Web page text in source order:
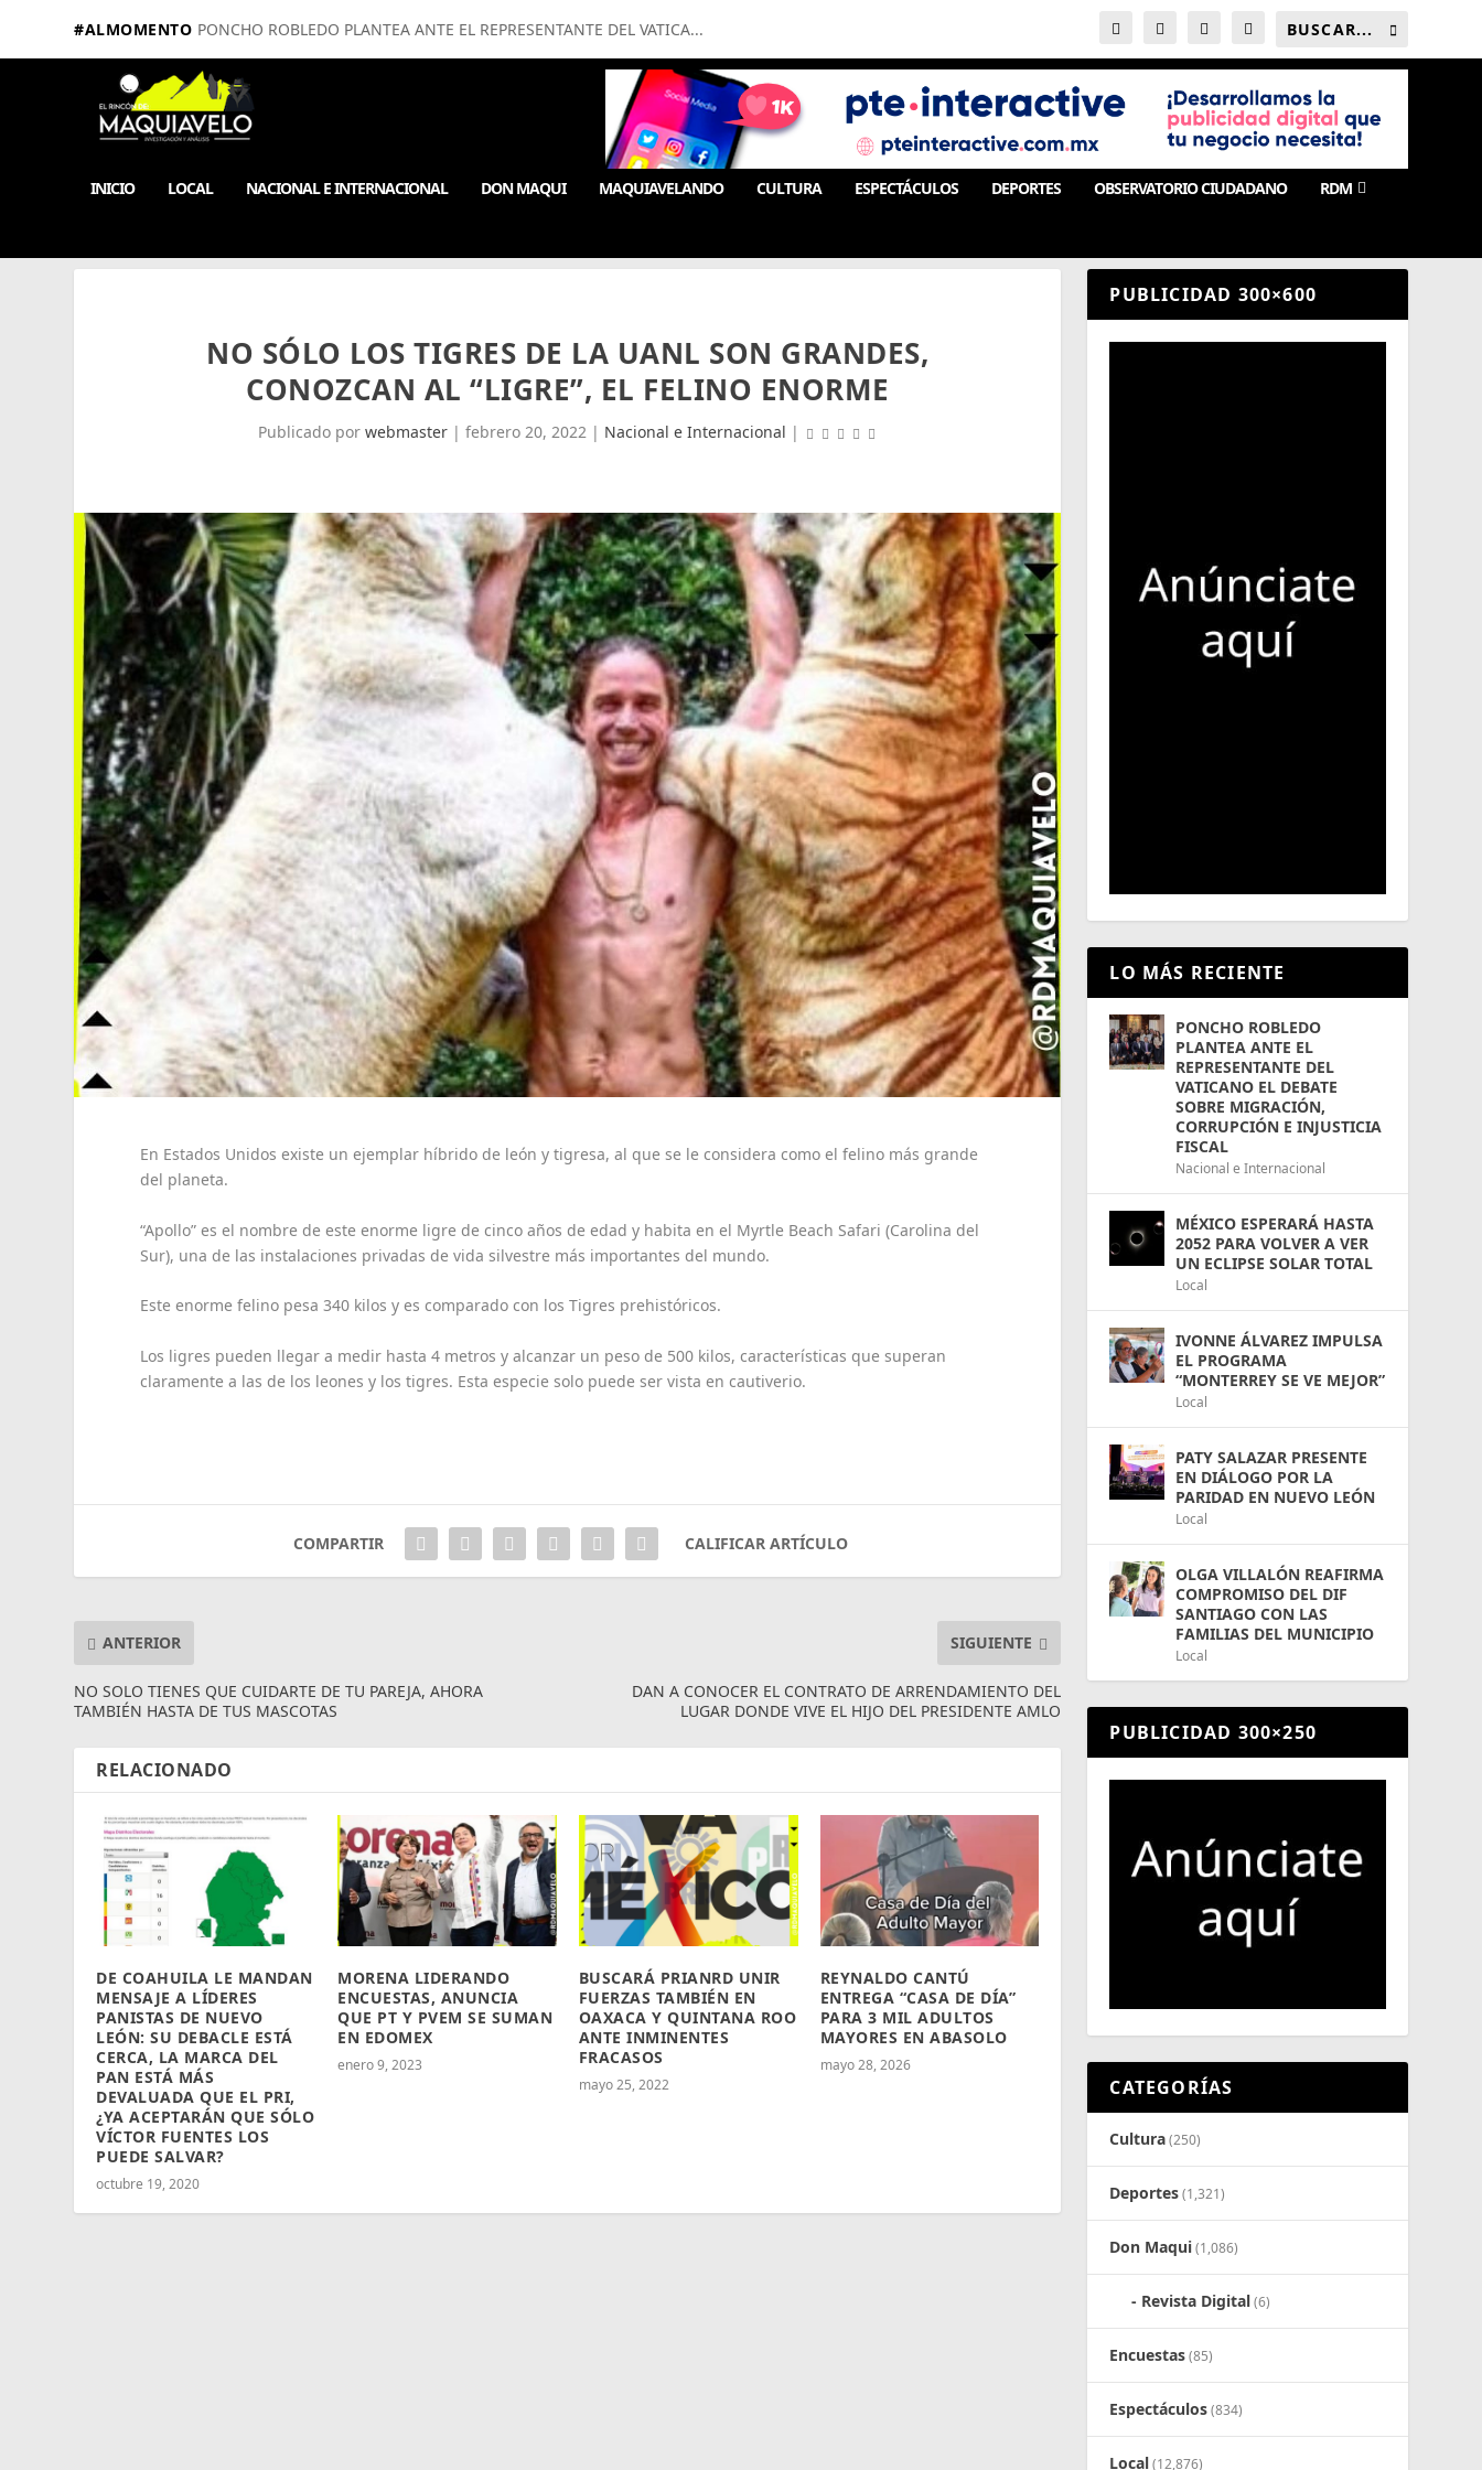
#ALMOMENTO PONCHO ROBLEDO PLANTEA ANTE EL REPRESENTANTE DEL VATICA...
INICIO LOCAL NACIONAL E INTERNACIONAL DON MAQUI MAQUIAVELANDO CULTURA ESPECTÁCULOS DEPORTES OBSERVATORIO CIUDADANO RDM
NO SÓLO LOS TIGRES DE LA UANL SON GRANDES,
CONOZCAN AL “LIGRE”, EL FELINO ENORME
Publicado porwebmaster |febrero 20, 2022 | Nacional e Internacional |
En Estados Unidos existe un ejemplar híbrido de león y tigresa, al que se le considera como el felino más grande
del planeta.
“Apollo” es el nombre de este enorme ligre de cinco años de edad y habita en el Myrtle Beach Safari (Carolina del
Sur), una de las instalaciones privadas de vida silvestre más importantes del mundo.
Este enorme felino pesa 340 kilos y es comparado con los Tigres prehistóricos.
Los ligres pueden llegar a medir hasta 4 metros y alcanzar un peso de 500 kilos, características que superan
claramente a las de los leones y los tigres. Esta especie solo puede ser vista en cautiverio.
COMPARTIR CALIFICAR ARTÍCULO
ANTERIOR
NO SOLO TIENES QUE CUIDARTE DE TU PAREJA, AHORA
TAMBIÉN HASTA DE TUS MASCOTAS
SIGUIENTE
DAN A CONOCER EL CONTRATO DE ARRENDAMIENTO DEL
LUGAR DONDE VIVE EL HIJO DEL PRESIDENTE AMLO
RELACIONADO
DE COAHUILA LE MANDAN
MENSAJE A LÍDERES
PANISTAS DE NUEVO
LEÓN: SU DEBACLE ESTÁ
CERCA, LA MARCA DEL
PAN ESTÁ MÁS
DEVALUADA QUE EL PRI,
¿YA ACEPTARÁN QUE SÓLO
VÍCTOR FUENTES LOS
PUEDE SALVAR?
octubre 19, 2020
MORENA LIDERANDO
ENCUESTAS, ANUNCIA
QUE PT Y PVEM SE SUMAN
EN EDOMEX
enero 9, 2023
BUSCARÁ PRIANRD UNIR
FUERZAS TAMBIÉN EN
OAXACA Y QUINTANA ROO
ANTE INMINENTES
FRACASOS
mayo 25, 2022
REYNALDO CANTÚ
ENTREGA “CASA DE DÍA”
PARA 3 MIL ADULTOS
MAYORES EN ABASOLO
mayo 28, 2026
PUBLICIDAD 300×600
LO MÁS RECIENTE
PONCHO ROBLEDO
PLANTEA ANTE EL
REPRESENTANTE DEL
VATICANO EL DEBATE
SOBRE MIGRACIÓN,
CORRUPCIÓN E INJUSTICIA
FISCAL
Nacional e Internacional
MÉXICO ESPERARÁ HASTA
2052 PARA VOLVER A VER
UN ECLIPSE SOLAR TOTAL
Local
IVONNE ÁLVAREZ IMPULSA
EL PROGRAMA
“MONTERREY SE VE MEJOR”
Local
PATY SALAZAR PRESENTE
EN DIÁLOGO POR LA
PARIDAD EN NUEVO LEÓN
Local
OLGA VILLALÓN REAFIRMA
COMPROMISO DEL DIF
SANTIAGO CON LAS
FAMILIAS DEL MUNICIPIO
Local
PUBLICIDAD 300×250
CATEGORÍAS
Cultura(250)
Deportes(1,321)
Don Maqui(1,086)
Revista Digital(6)
Encuestas(85)
Espectáculos(834)
Local(12,876)